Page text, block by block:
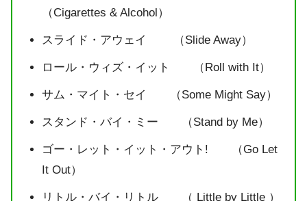
（Cigarettes & Alcohol）
スライド・アウェイ （Slide Away）
ロール・ウィズ・イット （Roll with It）
サム・マイト・セイ （Some Might Say）
スタンド・バイ・ミー （Stand by Me）
ゴー・レット・イット・アウト! （Go Let
It Out）
リトル・バイ・リトル （ Little by Little ）